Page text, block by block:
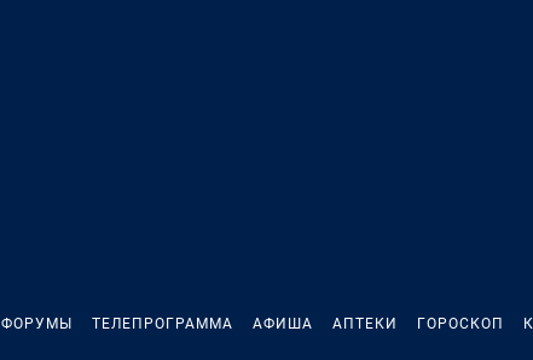
ФОРУМЫ ТЕЛЕПРОГРАММА АФИША АПТЕКИ ГОРОСКОП